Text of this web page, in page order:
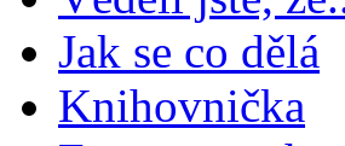
Jak se co dělá
Knihovnička